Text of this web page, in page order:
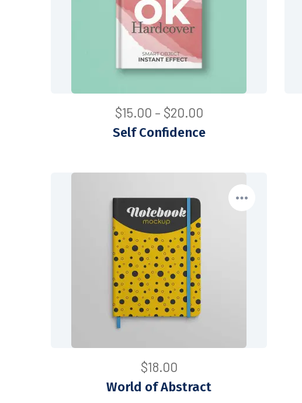
$15.00 – $20.00
Self Confidence
$18.00
World of Abstract